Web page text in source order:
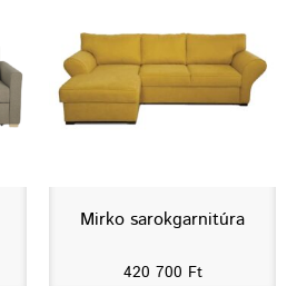
Mirko sarokgarnitúra
420 700 Ft